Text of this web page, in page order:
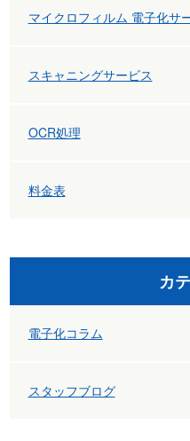
マイクロフィルム 電子化サ
スキャニングサービス
OCR処理
料金表
カ
電子化コラム
スタッフブログ